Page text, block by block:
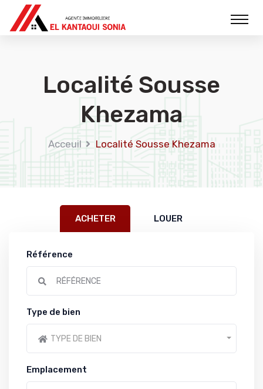
Localité Sousse
Khezama
Acceuil Localité Sousse Khezama
ACHETER LOUER
Référence
Type de bien
TYPE DE BIEN
Emplacement